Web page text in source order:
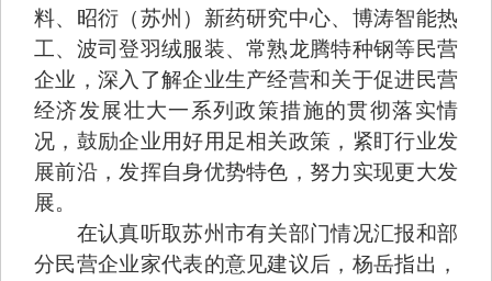
料、昭衍（苏州）新药研究中心、博涛智能热
工、波司登羽绒服装、常熟龙腾特种钢等民营
企业，深入了解企业生产经营和关于促进民营
经济发展壮大一系列政策措施的贯彻落实情
况，鼓励企业用好用足相关政策，紧盯行业发
展前沿，发挥自身优势特色，努力实现更大发
展。
在认真听取苏州市有关部门情况汇报和部
分民营企业家代表的意见建议后，杨岳指出，